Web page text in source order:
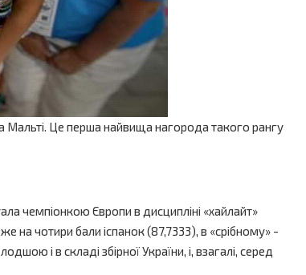
Мальті. Це перша найвища нагорода такого рангу
чемпіонкою Європи в дисципліні «хайлайт»
на чотири бали іспанок (87,7333), в «срібному» -
і в складі збірної України, і, взагалі, серед